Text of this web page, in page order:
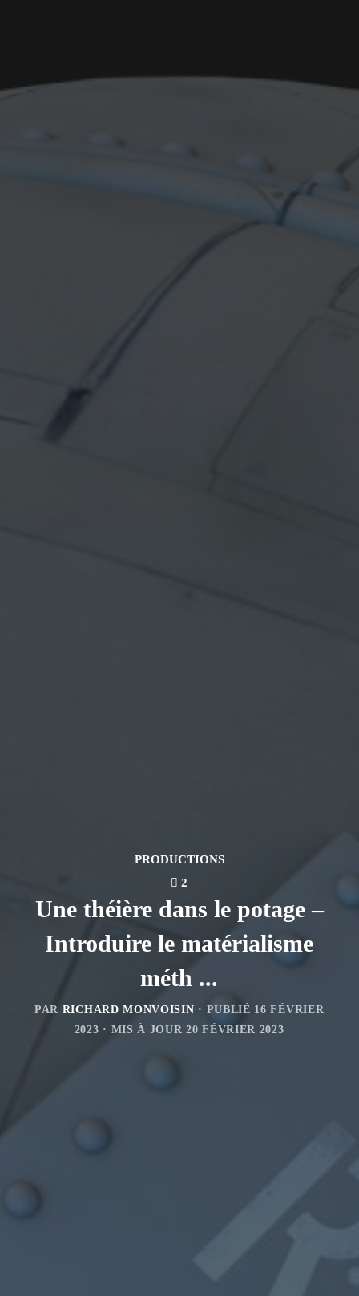
PRODUCTIONS
2
Une théière dans le potage –
Introduire le matérialisme
méth ...
PAR RICHARD MONVOISIN · PUBLIÉ 16 FÉVRIER
2023 · MIS À JOUR20 FÉVRIER 2023